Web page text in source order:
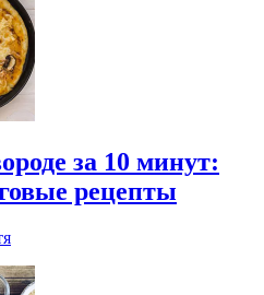
за 10 минут:
рецепты